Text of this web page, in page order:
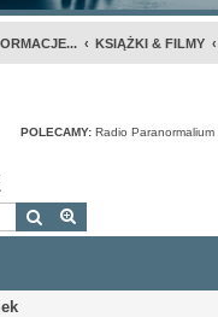
KSIĄŻKI & FILMY
POLECAMY: Radio Paranormalium
Szukaj